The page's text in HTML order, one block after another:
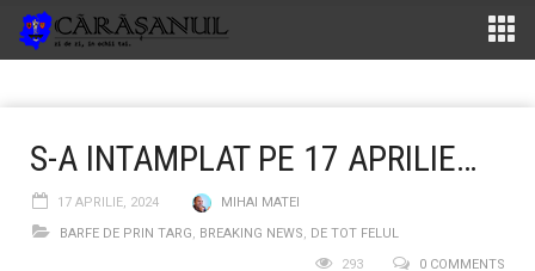
S-A INTAMPLAT PE 17 APRILIE…
17 APRILIE, 2024
MIHAI MATEI
BARFE DE PRIN TARG, BREAKING NEWS, DE TOT FELUL
0 COMMENTS
293